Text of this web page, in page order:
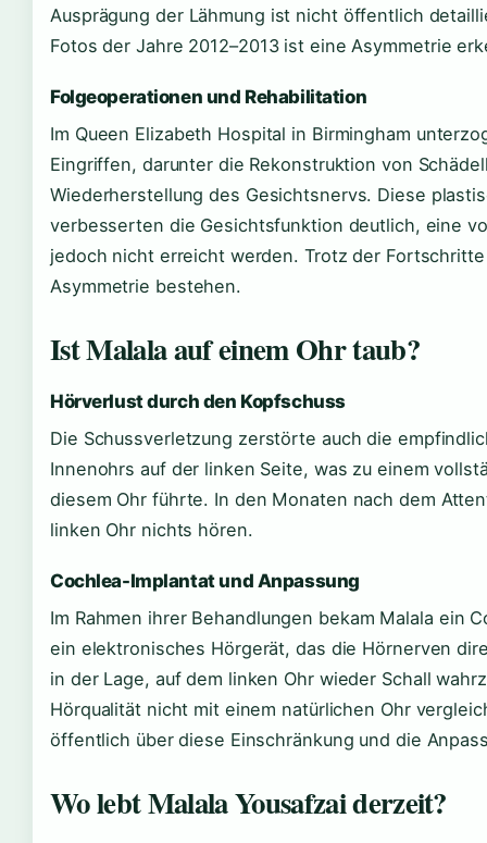
Ausprägung der Lähmung ist nicht öffentlich
Fotos der Jahre 2012–2013 ist eine Asymmetrie
Folgeoperationen und Rehabilitation
Im Queen Elizabeth Hospital in Birmingham
Eingriffen, darunter die Rekonstruktion von
Wiederherstellung des Gesichtsnervs. Diese
verbesserten die Gesichtsfunktion deutlich, eine
jedoch nicht erreicht werden. Trotz der
Asymmetrie bestehen.
Ist Malala auf einem Ohr taub?
Hörverlust durch den Kopfschuss
Die Schussverletzung zerstörte auch die
Innenohrs auf der linken Seite, was zu einem
diesem Ohr führte. In den Monaten nach dem
linken Ohr nichts hören.
Cochlea-Implantat und Anpassung
Im Rahmen ihrer Behandlungen bekam Malala ein
ein elektronisches Hörgerät, das die Hörnerven
in der Lage, auf dem linken Ohr wieder Schall
Hörqualität nicht mit einem natürlichen Ohr
öffentlich über diese Einschränkung und die
Wo lebt Malala Yousafzai derzeit?